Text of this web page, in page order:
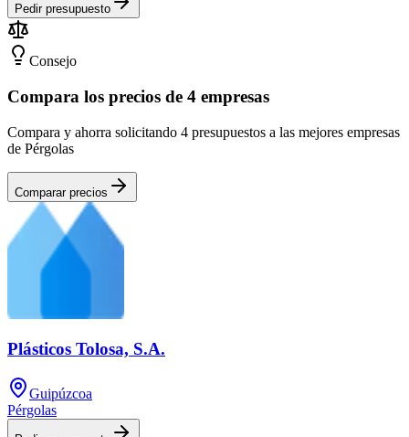
Pedir presupuesto
Consejo
Compara los precios de 4 empresas
Compara y ahorra solicitando 4 presupuestos a las mejores empresas
de Pérgolas
Comparar precios
Plásticos Tolosa, S.A.
Guipúzcoa
Pérgolas